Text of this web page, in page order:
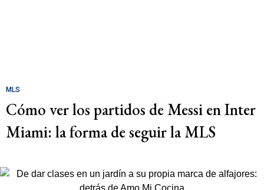
MLS
Cómo ver los partidos de Messi en Inter
Miami: la forma de seguir la MLS